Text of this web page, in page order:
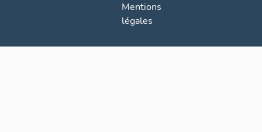
Mentions
légales